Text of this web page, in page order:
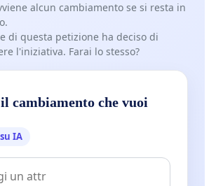
alcun cambiamento se si resta in
di questa petizione ha deciso di
l'iniziativa. Farai lo stesso?
cambiamento che vuoi
IA